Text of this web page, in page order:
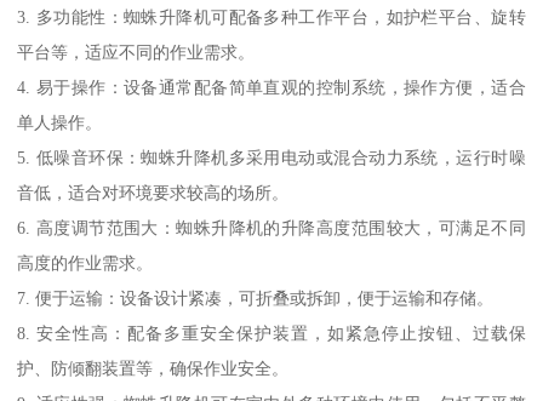
3. 多功能性：蜘蛛升降机可配备多种工作平台，如护栏平台、旋转
平台等，适应不同的作业需求。
4. 易于操作：设备通常配备简单直观的控制系统，操作方便，适合
单人操作。
5. 低噪音环保：蜘蛛升降机多采用电动或混合动力系统，运行时噪
音低，适合对环境要求较高的场所。
6. 高度调节范围大：蜘蛛升降机的升降高度范围较大，可满足不同
高度的作业需求。
7. 便于运输：设备设计紧凑，可折叠或拆卸，便于运输和存储。
8. 安全性高：配备多重安全保护装置，如紧急停止按钮、过载保
护、防倾翻装置等，确保作业安全。